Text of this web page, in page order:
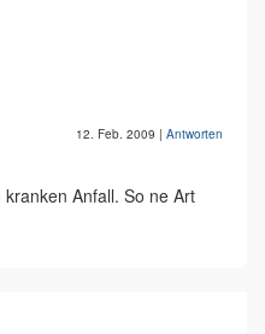
12. Feb. 2009 | Antworten
Anfall. So ne Art